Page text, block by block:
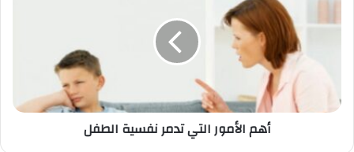
تدمر
أهم الأمور التي تدمر نفسية الطفل